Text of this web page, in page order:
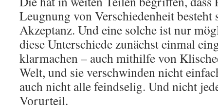
Leugnung von Verschiedenheit
Akzeptanz. Und eine solche ist nur
diese Unterschiede zunächst einmal
klarmachen – auch mithilfe von
Welt, und sie verschwinden nicht
auch nicht alle feindselig. Und nicht
Vorurteil.